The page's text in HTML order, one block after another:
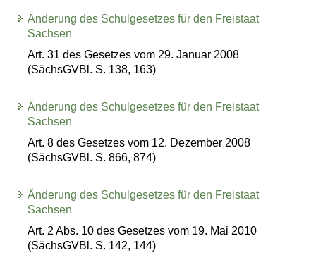
Änderung des Schulgesetzes für den Freistaat
Sachsen
Art. 31 des Gesetzes vom 29. Januar 2008
(SächsGVBl. S. 138, 163)
Änderung des Schulgesetzes für den Freistaat
Sachsen
Art. 8 des Gesetzes vom 12. Dezember 2008
(SächsGVBl. S. 866, 874)
Änderung des Schulgesetzes für den Freistaat
Sachsen
Art. 2 Abs. 10 des Gesetzes vom 19. Mai 2010
(SächsGVBl. S. 142, 144)